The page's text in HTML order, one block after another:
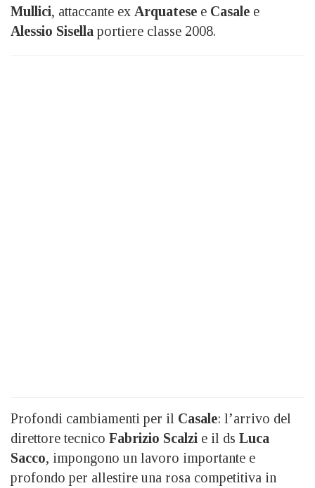
Mullici, attaccante ex Arquatese e Casale e
Alessio Sisella portiere classe 2008.
Profondi cambiamenti per il Casale: l’arrivo del
direttore tecnico Fabrizio Scalzi e il ds Luca
Sacco, impongono un lavoro importante e
profondo per allestire una rosa competitiva in